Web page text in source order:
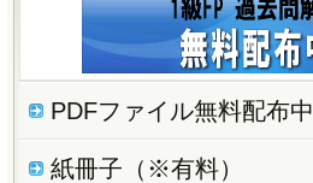
PDFファイル無料配布中
紙冊子（※有料）